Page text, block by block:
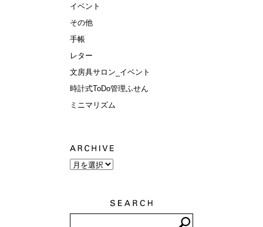
イベント
その他
手帳
レター
文房具サロン_イベント
時計式ToDo管理ふせん
ミニマリズム